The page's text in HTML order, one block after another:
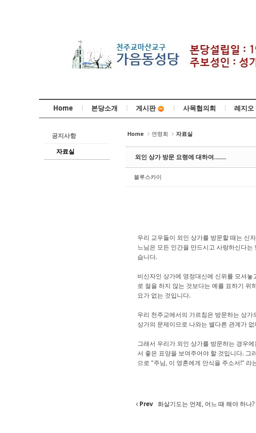
Home 본당소개 게시판 사목협의회 레지오
공지사항
자료실
Home 연령회 자료실
외인 상가 방문 요령에 대하여........
블루스카이
우리 교우들이 외인 상가를 방문할 때는 신
느님은 모든 인간을 만드시고 사랑하신다
습니다.
비신자인 상가에 영정대신에 신위를 모셔
로 절을 하지 않는 것보다는 예를 표하기 위
요가 없는 것입니다.
우리 천주교에서의 가르침은 방문하는 상
상가의 문제이므로 나와는 별다른 관계가
그래서 우리가 외인 상가를 방문하는 경우
서 좋은 표양을 보여주어야 할 것입니다. 그
으로 "주님, 이 영혼에게 안식을 주소서!" 라
Prev 화살기도는 언제, 어느 때 해야 하나?
Sketchbook5, 스케치북5
Sketchbook5, 스케치북5
Sketchbook5, 스케치북5
Sketchbook5, 스케치북5